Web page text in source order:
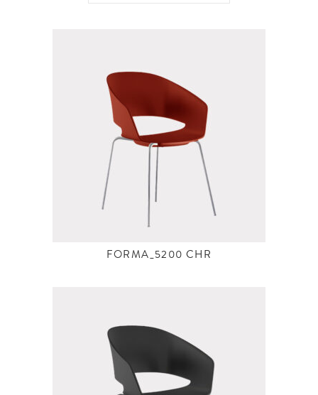
FORMA_5200 CHR